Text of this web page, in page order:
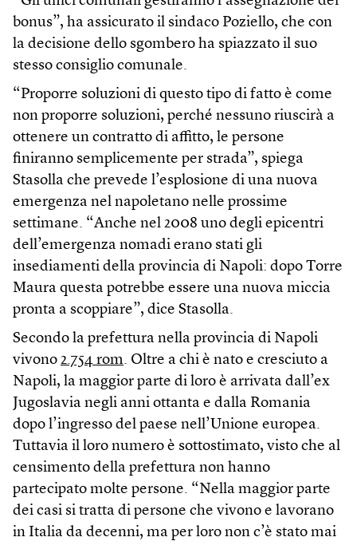
bonus”, ha assicurato il sindaco Poziello, che con
la decisione dello sgombero ha spiazzato il suo
stesso consiglio comunale.
“Proporre soluzioni di questo tipo di fatto è come
non proporre soluzioni, perché nessuno riuscirà a
ottenere un contratto di affitto, le persone
finiranno semplicemente per strada”, spiega
Stasolla che prevede l’esplosione di una nuova
emergenza nel napoletano nelle prossime
settimane. “Anche nel 2008 uno degli epicentri
dell’emergenza nomadi erano stati gli
insediamenti della provincia di Napoli: dopo Torre
Maura questa potrebbe essere una nuova miccia
pronta a scoppiare”, dice Stasolla.
Secondo la prefettura nella provincia di Napoli
vivono 2.754 rom. Oltre a chi è nato e cresciuto a
Napoli, la maggior parte di loro è arrivata dall’ex
Jugoslavia negli anni ottanta e dalla Romania
dopo l’ingresso del paese nell’Unione europea.
Tuttavia il loro numero è sottostimato, visto che al
censimento della prefettura non hanno
partecipato molte persone. “Nella maggior parte
dei casi si tratta di persone che vivono e lavorano
in Italia da decenni, ma per loro non c’è stato mai